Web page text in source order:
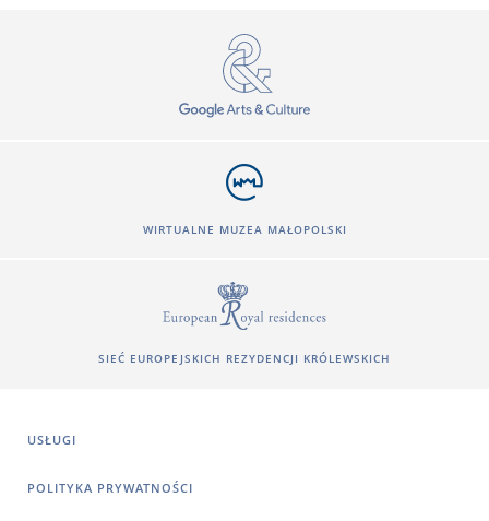
WIRTUALNE MUZEA MAŁOPOLSKI
SIEĆ EUROPEJSKICH REZYDENCJI KRÓLEWSKICH
USŁUGI
POLITYKA PRYWATNOŚCI